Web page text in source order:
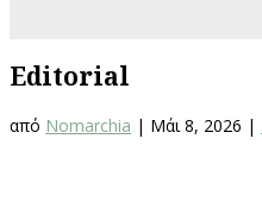
Editorial
από Nomarchia | Μάι 8, 2026 |